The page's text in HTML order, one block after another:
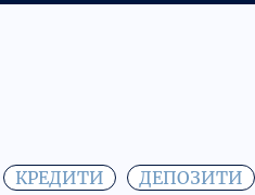
КРЕДИТИ ДЕПОЗИТИ